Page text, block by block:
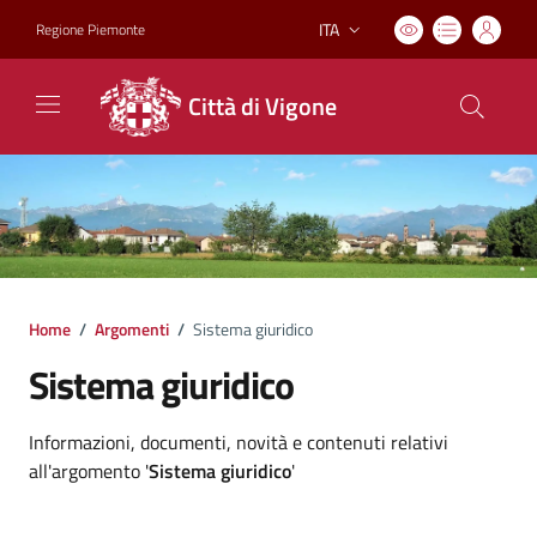
Regione Piemonte Lingua attiva:
ITA
Città di Vigone
Home / Argomenti / Sistema giuridico
Sistema giuridico
Dettagli argomento
Informazioni, documenti, novità e contenuti relativi
all'argomento 'Sistema giuridico'